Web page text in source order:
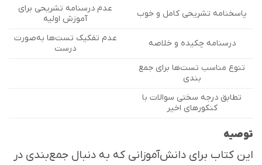
پاسخنامه تشریحی کامل و خوب
عدم درسنامه تشریحی برای
آموزش اولیه
درسنامه چکیده و خلاصه
عدم تفکیک تست‌ها به‌صورت
درست
تنوع مناسب تست‌ها برای جمع
بندی
تطابق درجه سختی سوالات با
کنکورهای اخیر
توصیه
این کتاب برای دانش‌آموزانی که به دنبال جمع‌بندی در